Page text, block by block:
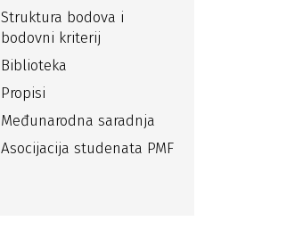
Struktura bodova i
bodovni kriterij
Biblioteka
Propisi
Međunarodna saradnja
Asocijacija studenata PMF